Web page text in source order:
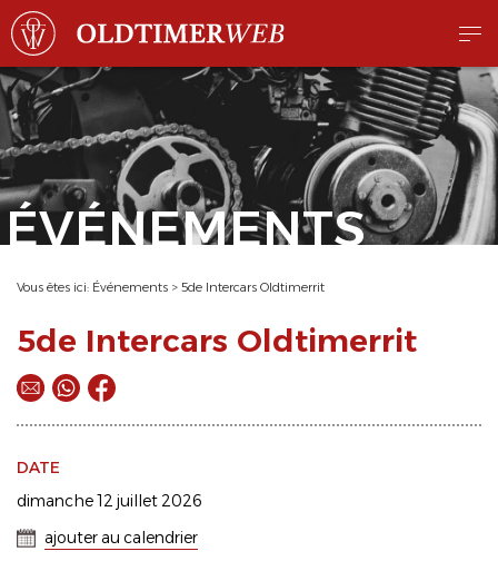
ÉVÉNEMENTS
Vous êtes ici: Événements > 5de Intercars Oldtimerrit
5de Intercars Oldtimerrit
DATE
dimanche 12 juillet 2026
ajouter au calendrier